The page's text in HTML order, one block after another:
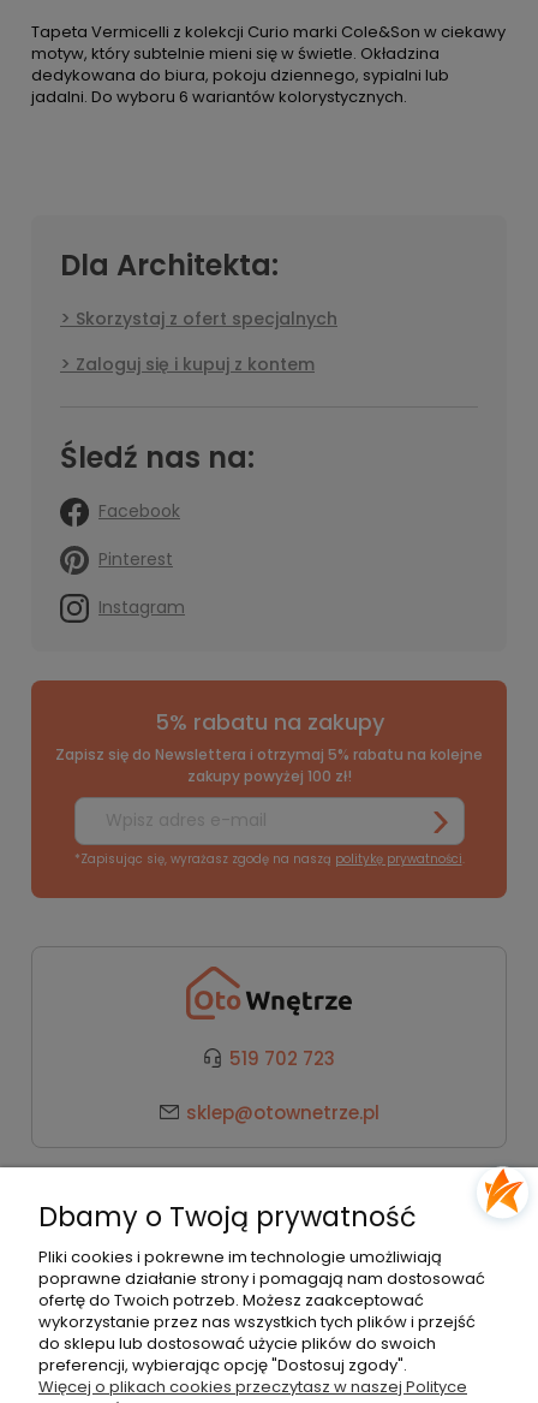
Tapeta Vermicelli z kolekcji Curio marki Cole&Son w ciekawy
motyw, który subtelnie mieni się w świetle. Okładzina
dedykowana do biura, pokoju dziennego, sypialni lub
jadalni. Do wyboru 6 wariantów kolorystycznych.
Dla Architekta:
Skorzystaj z ofert specjalnych
Zaloguj się i kupuj z kontem
Śledź nas na:
Facebook
Pinterest
Instagram
5% rabatu na zakupy
Zapisz się do Newslettera i otrzymaj 5% rabatu na kolejne
zakupy powyżej 100 zł!
*Zapisując się, wyrażasz zgodę na naszą politykę prywatności.
519 702 723
sklep@otownetrze.pl
Pomoc
Moje konto
Dbamy o Twoją prywatność
Pliki cookies i pokrewne im technologie umożliwiają
poprawne działanie strony i pomagają nam dostosować
ofertę do Twoich potrzeb. Możesz zaakceptować
wykorzystanie przez nas wszystkich tych plików i przejść
do sklepu lub dostosować użycie plików do swoich
preferencji, wybierając opcję "Dostosuj zgody".
Więcej o plikach cookies przeczytasz w naszej Polityce